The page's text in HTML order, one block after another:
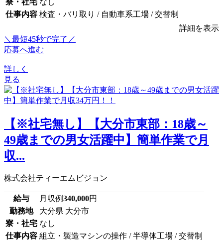
仕事内容 検査・バリ取り / 自動車系工場 / 交替制
詳細を表示
＼最短45秒で完了／
応募へ進む
詳しく
見る
【※社宅無し】【大分市東部：18歳～
49歳までの男女活躍中】簡単作業で月
収...
株式会社ティーエムビジョン
給与 月収例340,000円
勤務地
大分県 大分市
寮・社宅 なし
仕事内容 組立・製造マシンの操作 / 半導体工場 / 交替制